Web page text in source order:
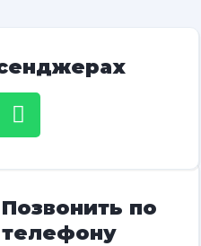
Позвонить по
телефону